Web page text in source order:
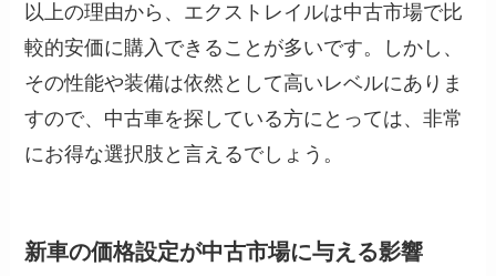
以上の理由から、エクストレイルは中古市場で比
較的安価に購入できることが多いです。しかし、
その性能や装備は依然として高いレベルにありま
すので、中古車を探している方にとっては、非常
にお得な選択肢と言えるでしょう。
新車の価格設定が中古市場に与える影響